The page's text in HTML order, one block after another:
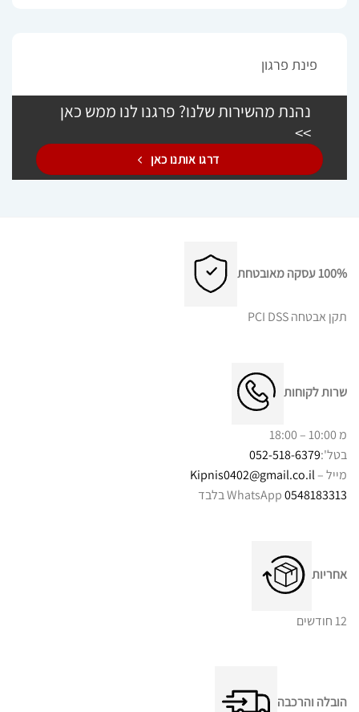
פינת פרגון
נהנת מהשירות שלנו? פרגנו לנו ממש כאן
>>
דרגו אותנו כאן
100% עסקה מאובטחת
תקן אבטחה PCI DSS
שרות לקוחות
מ 10:00 – 18:00
בטל':052-518-6379
מייל –Kipnis0402@gmail.co.il
0548183313
אחריות
12 חודשים
הובלה והרכבה